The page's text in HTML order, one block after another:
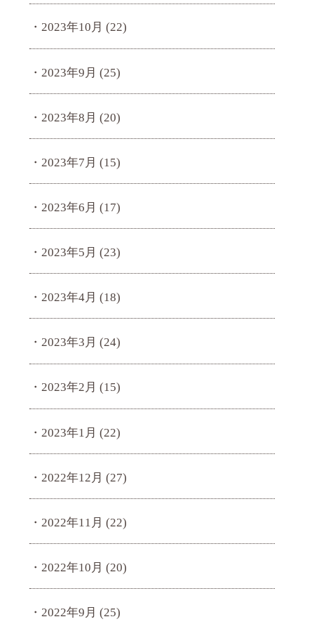
2023年10月 (22)
2023年9月 (25)
2023年8月 (20)
2023年7月 (15)
2023年6月 (17)
2023年5月 (23)
2023年4月 (18)
2023年3月 (24)
2023年2月 (15)
2023年1月 (22)
2022年12月 (27)
2022年11月 (22)
2022年10月 (20)
2022年9月 (25)